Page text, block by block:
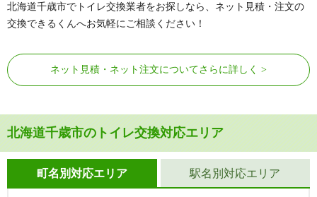
北海道千歳市でトイレ交換業者をお探しなら、ネット見積・注文の
交換できるくんへお気軽にご相談ください！
ネット見積・ネット注文についてさらに詳しく
北海道千歳市のトイレ交換対応エリア
町名別対応エリア 駅名別対応エリア